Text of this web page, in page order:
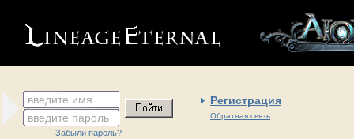
введите имя Регистрация
Обратная связь
введите пароль
Забыли пароль?